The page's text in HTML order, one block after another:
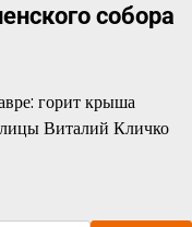
собора
горит крыша
Виталий Кличко